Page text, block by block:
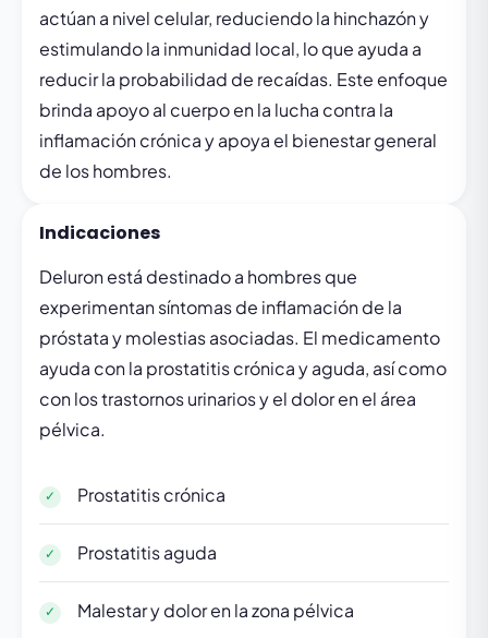
actúan a nivel celular, reduciendo la hinchazón y
estimulando la inmunidad local, lo que ayuda a
reducir la probabilidad de recaídas. Este enfoque
brinda apoyo al cuerpo en la lucha contra la
inflamación crónica y apoya el bienestar general
de los hombres.
Indicaciones
Deluron está destinado a hombres que
experimentan síntomas de inflamación de la
próstata y molestias asociadas. El medicamento
ayuda con la prostatitis crónica y aguda, así como
con los trastornos urinarios y el dolor en el área
pélvica.
Prostatitis crónica
Prostatitis aguda
Malestar y dolor en la zona pélvica